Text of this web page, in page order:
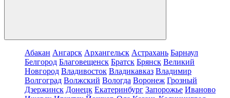
Абакан Ангарск Архангельск Астрахань Барнаул
Белгород Благовещенск Братск Брянск Великий
Новгород Владивосток Владикавказ Владимир
Волгоград Волжский Вологда Воронеж Грозный
Дзержинск Донецк Екатеринбург Запорожье Иваново